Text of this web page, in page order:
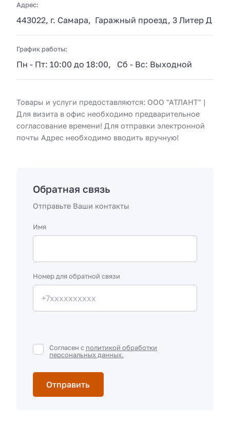
Адрес:
443022, г. Самара, Гаражный проезд, 3 Литер Д
График работы:
Пн - Пт: 10:00 до 18:00, Сб - Вс: Выходной
Товары и услуги предоставляются: ООО "АТЛАНТ" |
Для визита в офис необходимо предварительное
согласование времени! Для отправки электронной
почты Адрес необходимо вводить вручную!
Обратная связь
Отправьте Ваши контакты
Имя
Номер для обратной связи
Согласен с политикой обработки
персональных данных.